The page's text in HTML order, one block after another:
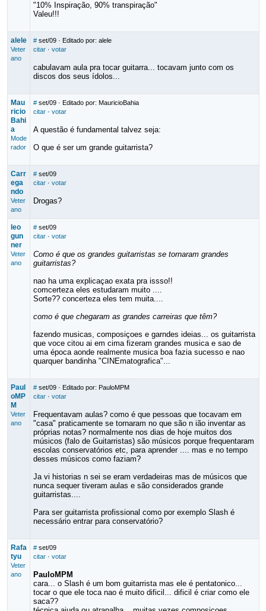
"10% Inspiração, 90% transpiração"
Valeu!!!
alele
Veter
ano
# set/09· Editado por: alele
citar· votar
cabulavam aula pra tocar guitarra... tocavam junto com os
discos dos seus ídolos...
Mau
ricio
Bahi
a
Mode
rador
# set/09· Editado por: MauricioBahia
citar· votar
A questão é fundamental talvez seja:
O que é ser um grande guitarrista?
Carr
ega
ndo
Veter
ano
# set/09
citar· votar
Drogas?
leo
gun
ner
Veter
ano
# set/09
citar· votar
Como é que os grandes guitarristas se tornaram grandes
guitarristas?
nao ha uma explicaçao exata pra issso!!
comcerteza eles estudaram muito ....
Sorte?? concerteza eles tem muita....
como é que chegaram as grandes carreiras que têm?
fazendo musicas, composiçoes e garndes ideias... os guitarrista
que voce citou ai em cima fizeram grandes musica e sao de
uma época aonde realmente musica boa fazia sucesso e nao
quarquer bandinha "CINEmatografica"...
Paul
oMP
M
Veter
ano
# set/09· Editado por: PauloMPM
citar· votar
Frequentavam aulas? como é que pessoas que tocavam em
"casa" praticamente se tornaram no que são n ião inventar as
próprias notas? normalmente nos dias de hoje muitos dos
músicos (falo de Guitarristas) são músicos porque frequentaram
escolas conservatórios etc, para aprender .... mas e no tempo
desses músicos como faziam?
Ja vi historias n sei se eram verdadeiras mas de músicos que
nunca sequer tiveram aulas e são considerados grande
guitarristas....
Para ser guitarrista profissional como por exemplo Slash é
necessário entrar para conservatório?
Rafa
tyu
Veter
ano
# set/09
citar· votar
PauloMPM
cara... o Slash é um bom guitarrista mas ele é pentatonico...
tocar o que ele toca nao é muito dificil... dificil é criar como ele
saca??